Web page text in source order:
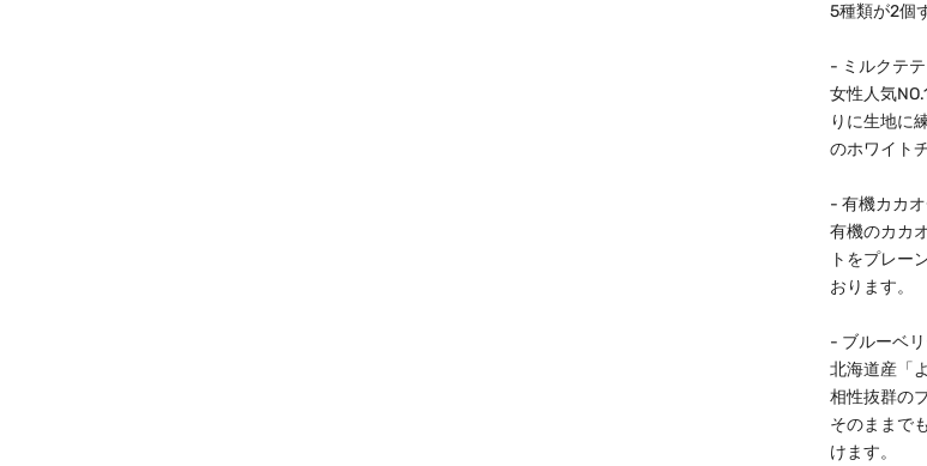
5種類が2個
- ミルクテ
女性人気
りに生地に
のホワイト
- 有機カカ
有機のカカ
トをプレー
おります。
- ブルーベ
北海道産「
相性抜群の
そのままで
けます。